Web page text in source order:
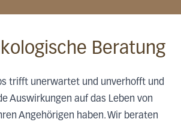
Beratung
trifft unerwartet und unverhofft und
Auswirkungen auf das Leben von
Angehörigen haben. Wir beraten